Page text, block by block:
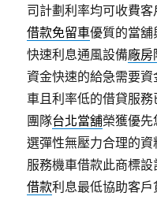
司計劃利率均可收費
借款免留車優質的當
快速利息通風設備廠房
資金快速的給急需要
車且利率低的借貸服
團隊台北當舖榮獲優
選彈性無壓力合理的資
服務機車借款此商標
借款利息最低協助客